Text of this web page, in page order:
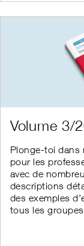
était :
est :
Volume 3/
Plonge-toi dans
pour les
avec de
descriptions
des exemples
tous les
Ce
produit
plusieurs
variations.
Les
options
peuvent
être